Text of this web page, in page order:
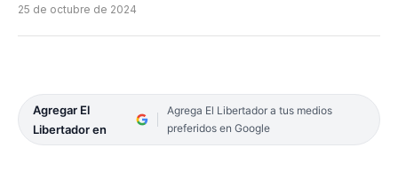
25 de octubre de 2024
Agregar El
Libertador en
Agrega El Libertador a tus medios
preferidos en Google